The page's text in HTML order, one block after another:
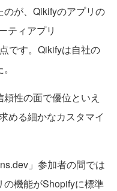
が、Qikifyのアプリの
ティアプリ
です。Qikifyは自社の
頼性の面で優位といえ
める細かなカスタマイ
」参加者の間では
の機能がShopifyに標準